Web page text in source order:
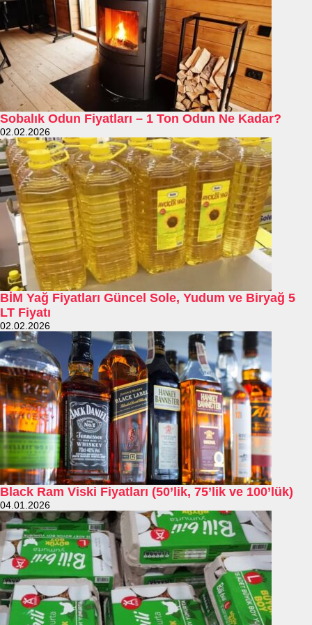
Sobalık Odun Fiyatları – 1 Ton Odun Ne Kadar?
02.02.2026
BİM Yağ Fiyatları Güncel Sole, Yudum ve Biryağ 5
LT Fiyatı
02.02.2026
Black Ram Viski Fiyatları (50’lik, 75’lik ve 100’lük)
04.01.2026